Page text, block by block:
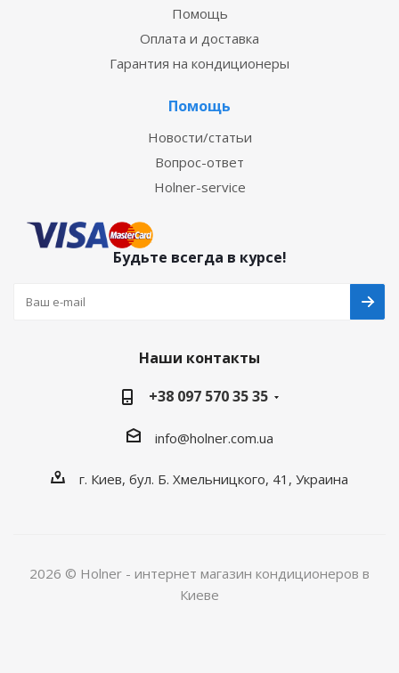
Помощь
Оплата и доставка
Гарантия на кондиционеры
Помощь
Новости/статьи
Вопрос-ответ
Holner-service
Будьте всегда в курсе!
Наши контакты
+38 097 570 35 35
info@holner.com.ua
г. Киев, бул. Б. Хмельницкого, 41, Украина
2026 © Holner - интернет магазин кондиционеров в
Киеве